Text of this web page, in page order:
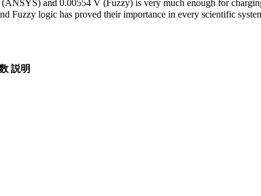
and 0.00554 V (Fuzzy) is very much enough for
Fuzzy logic has proved their importance in every scientific
説明